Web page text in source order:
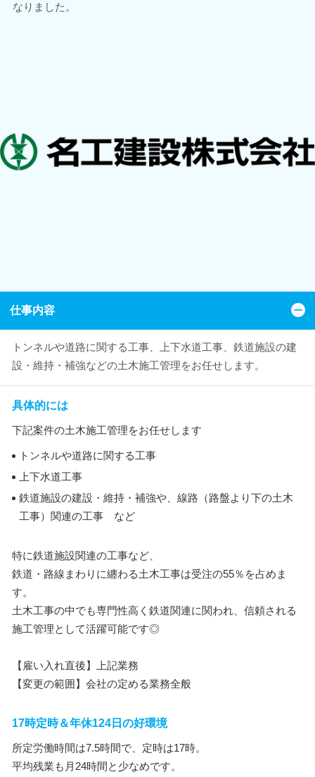
なりました。
仕事内容
トンネルや道路に関する工事、上下水道工事、鉄道施設の建
設・維持・補強などの土木施工管理をお任せします。
具体的には
下記案件の土木施工管理をお任せします
トンネルや道路に関する工事
上下水道工事
鉄道施設の建設・維持・補強や、線路（路盤より下の土木
工事）関連の工事 など
特に鉄道施設関連の工事など、
鉄道・路線まわりに纏わる土木工事は受注の55％を占めま
す。
土木工事の中でも専門性高く鉄道関連に関われ、信頼される
施工管理として活躍可能です◎
【雇い入れ直後】上記業務
【変更の範囲】会社の定める業務全般
17時定時＆年休124日の好環境
所定労働時間は7.5時間で、定時は17時。
平均残業も月24時間と少なめです。